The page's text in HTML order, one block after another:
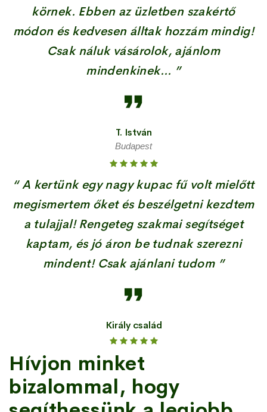
körnek. Ebben az üzletben szakértő
módon és kedvesen álltak hozzám mindig!
Csak náluk vásárolok, ajánlom
mindenkinek... ”
T. István
Budapest
“ A kertünk egy nagy kupac fű volt mielőtt
megismertem őket és beszélgetni kezdtem
a tulajjal! Rengeteg szakmai segítséget
kaptam, és jó áron be tudnak szerezni
mindent! Csak ajánlani tudom ”
Király család
Hívjon minket
bizalommal, hogy